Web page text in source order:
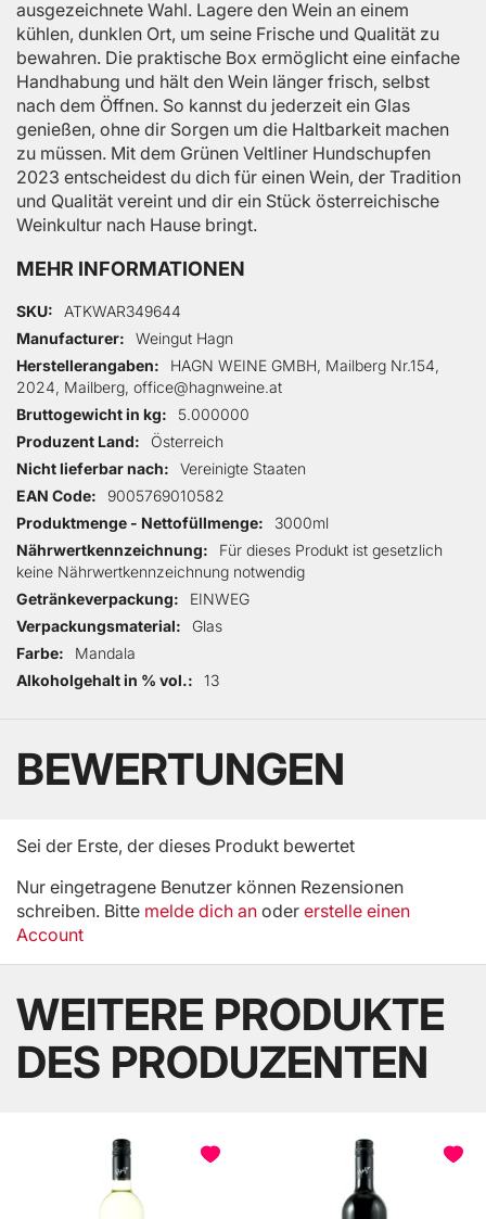
ausgezeichnete Wahl. Lagere den Wein an einem
kühlen, dunklen Ort, um seine Frische und Qualität zu
bewahren. Die praktische Box ermöglicht eine einfache
Handhabung und hält den Wein länger frisch, selbst
nach dem Öffnen. So kannst du jederzeit ein Glas
genießen, ohne dir Sorgen um die Haltbarkeit machen
zu müssen. Mit dem Grünen Veltliner Hundschupfen
2023 entscheidest du dich für einen Wein, der Tradition
und Qualität vereint und dir ein Stück österreichische
Weinkultur nach Hause bringt.
MEHR INFORMATIONEN
Mehr Informationen
SKU
ATKWAR349644
Manufacturer
Weingut Hagn
Herstellerangaben
HAGN WEINE GMBH, Mailberg Nr.154,
2024, Mailberg, office@hagnweine.at
Bruttogewicht in kg
5.000000
Produzent Land
Österreich
Nicht lieferbar nach
Vereinigte Staaten
EAN Code
9005769010582
Produktmenge - Nettofüllmenge
3000ml
Nährwertkennzeichnung
Für dieses Produkt ist gesetzlich
keine Nährwertkennzeichnung notwendig
Getränkeverpackung
EINWEG
Verpackungsmaterial
Glas
Farbe
Mandala
Alkoholgehalt in % vol.
13
BEWERTUNGEN
Sei der Erste, der dieses Produkt bewertet
Nur eingetragene Benutzer können Rezensionen
schreiben. Bitte melde dich an oder erstelle einen
Account
WEITERE PRODUKTE
DES PRODUZENTEN